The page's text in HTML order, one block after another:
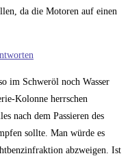
da die Motoren auf einen
im Schweröl noch Wasser
Kolonne herrschen
nach dem Passieren des
sollte. Man würde es
abzweigen. Ist